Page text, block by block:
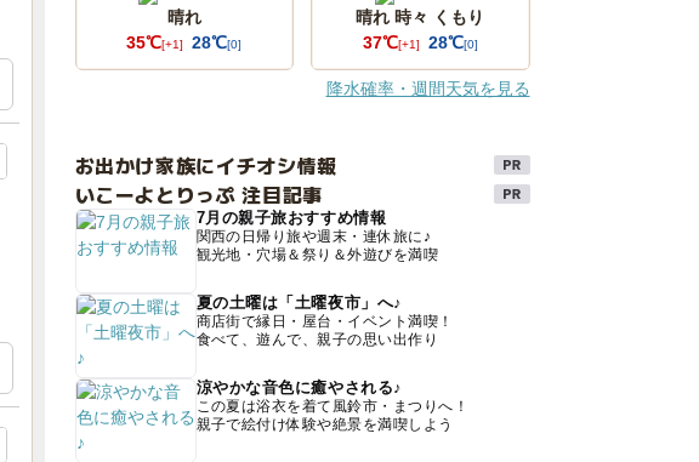
晴れ
35℃[+1] 28℃[0]
晴れ 時々 くもり
37℃[+1] 28℃[0]
降水確率・週間天気を見る
お出かけ家族にイチオシ情報
いこーよとりっぷ 注目記事
7月の親子旅おすすめ情報
関西の日帰り旅や週末・連休旅に♪
観光地・穴場＆祭り＆外遊びを満喫
夏の土曜は「土曜夜市」へ♪
商店街で縁日・屋台・イベント満喫！
食べて、遊んで、親子の思い出作り
涼やかな音色に癒やされる♪
この夏は浴衣を着て風鈴市・まつりへ！
親子で絵付け体験や絶景を満喫しよう